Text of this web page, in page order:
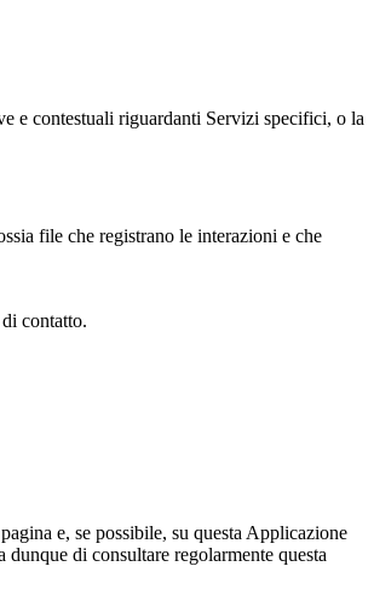
e contestuali riguardanti Servizi specifici, o la
file che registrano le interazioni e che
contatto.
e, se possibile, su questa Applicazione
di consultare regolarmente questa